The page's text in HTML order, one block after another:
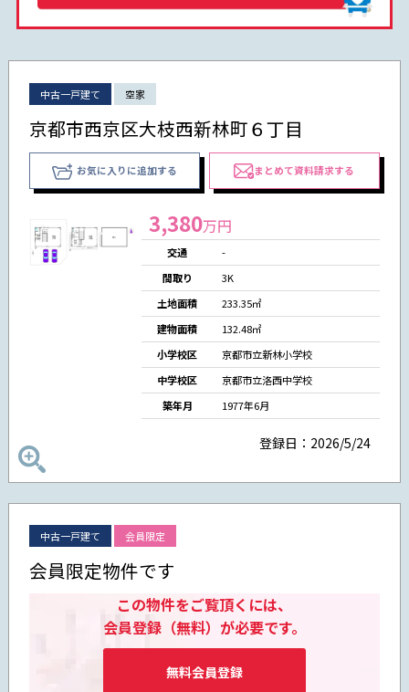
中古一戸建て 空家
京都市西京区大枝西新林町６丁目
お気に入りに追加する まとめて資料請求する
3,380万円
交通
-
間取り
3K
土地面積
233.35㎡
建物面積
132.48㎡
小学校区
京都市立新林小学校
中学校区
京都市立洛西中学校
築年月
1977年6月
登録日：2026/5/24
中古一戸建て 会員限定
会員限定物件です
この物件をご覧頂くには、
会員登録（無料）が必要です。
無料会員登録